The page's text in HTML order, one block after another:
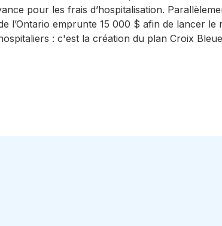
pour les frais d’hospitalisation.
l’Ontario emprunte 15 000 $ afin de lancer
: c'est la création du plan Croix